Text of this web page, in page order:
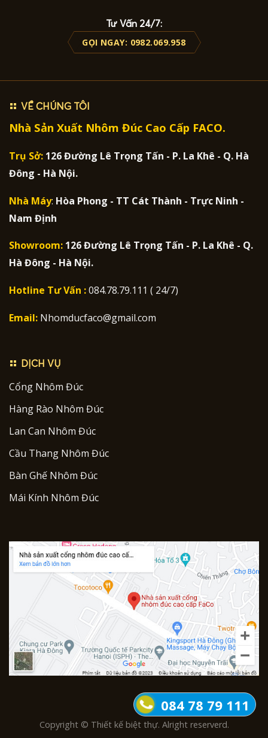
084 78 79 111
Tư Vấn 24/7:
GỌI NGAY: 0982.069.958
VỀ CHÚNG TÔI
Nhà Sản Xuất Nhôm Đúc Cao Cấp FACO.
Trụ Sở: 126 Đường Lê Trọng Tấn - P. La Khê - Q. Hà
Đông - Hà Nội.
Nhà Máy: Hòa Phong - TT Cát Thành - Trực Ninh -
Nam Định
Showroom: 126 Đường Lê Trọng Tấn - P. La Khê - Q.
Hà Đông - Hà Nội.
Hotline Tư Vấn :084.78.79.111 ( 24/7)
Email: Nhomducfaco@gmail.com
DỊCH VỤ
Cổng Nhôm Đúc
Hàng Rào Nhôm Đúc
Lan Can Nhôm Đúc
Cầu Thang Nhôm Đúc
Bàn Ghế Nhôm Đúc
Mái Kính Nhôm Đúc
Copyright © Thiết kế biệt thự. Alright reserverd.